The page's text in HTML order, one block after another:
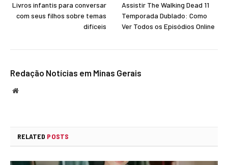
Livros infantis para conversar
com seus filhos sobre temas
difíceis
Assistir The Walking Dead 11
Temporada Dublado: Como
Ver Todos os Episódios Online
Redação Notícias em Minas Gerais
Website
RELATED POSTS